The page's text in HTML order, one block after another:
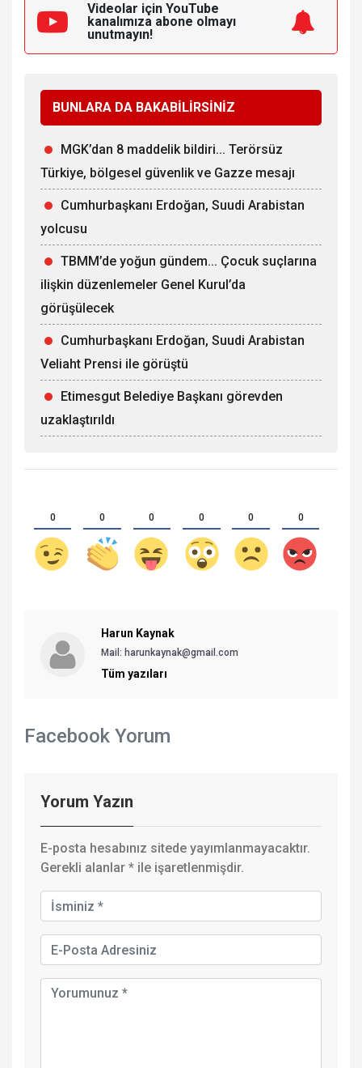
Videolar için YouTube
kanalımıza abone olmayı
unutmayın!
BUNLARA DA BAKABİLİRSİNİZ
MGK’dan 8 maddelik bildiri... Terörsüz
Türkiye, bölgesel güvenlik ve Gazze mesajı
Cumhurbaşkanı Erdoğan, Suudi Arabistan
yolcusu
TBMM’de yoğun gündem... Çocuk suçlarına
ilişkin düzenlemeler Genel Kurul’da
görüşülecek
Cumhurbaşkanı Erdoğan, Suudi Arabistan
Veliaht Prensi ile görüştü
Etimesgut Belediye Başkanı görevden
uzaklaştırıldı
0 0 0 0 0 0
Harun Kaynak
Mail: harunkaynak@gmail.com
Tüm yazıları
Facebook Yorum
Yorum Yazın
E-posta hesabınız sitede yayımlanmayacaktır.
Gerekli alanlar * ile işaretlenmişdir.